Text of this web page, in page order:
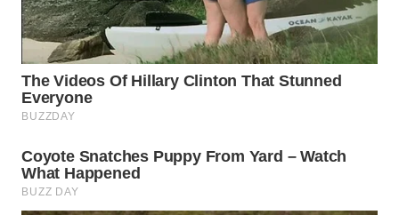
WAHANA
TANI
WAHANA
ADVOKAT
INFRASTRUKTUR